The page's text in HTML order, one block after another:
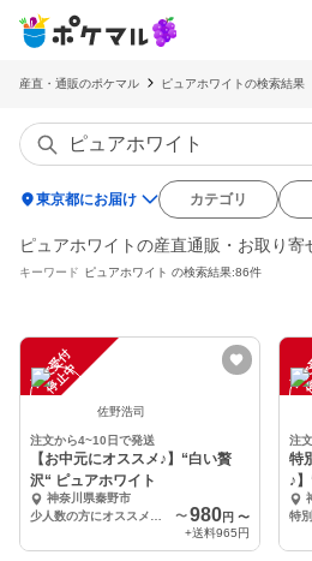
産直・通販のポケマル ピュアホワイトの検索結果
location_on東京都にお届け カテゴリ
ピュアホワイトの産直通販・お取り寄
キーワード ピュアホワイト の検索結果:86件
注
文
受
付
停
止
中
佐野浩司
注文から4~10日で発送
【お中元にオススメ♪】“白い贅
沢“ ピュアホワイト
神奈川県秦野市
〜 980円 〜
+送料965円
注
特
♪